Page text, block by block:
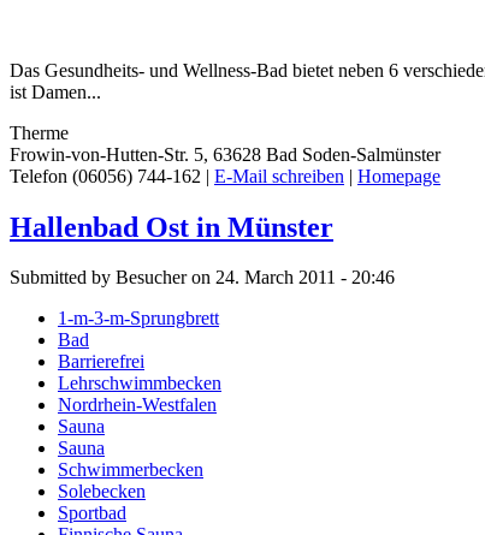
Das Gesundheits- und Wellness-Bad bietet neben 6
ist Damen...
Therme
Frowin-von-Hutten-Str. 5, 63628 Bad Soden-Salmünster
Telefon (06056) 744-162 | E-Mail schreiben | Homepage
Hallenbad Ost in Münster
Submitted by Besucher on 24. March 2011 - 20:46
1-m-3-m-Sprungbrett
Bad
Barrierefrei
Lehrschwimmbecken
Nordrhein-Westfalen
Sauna
Sauna
Schwimmerbecken
Solebecken
Sportbad